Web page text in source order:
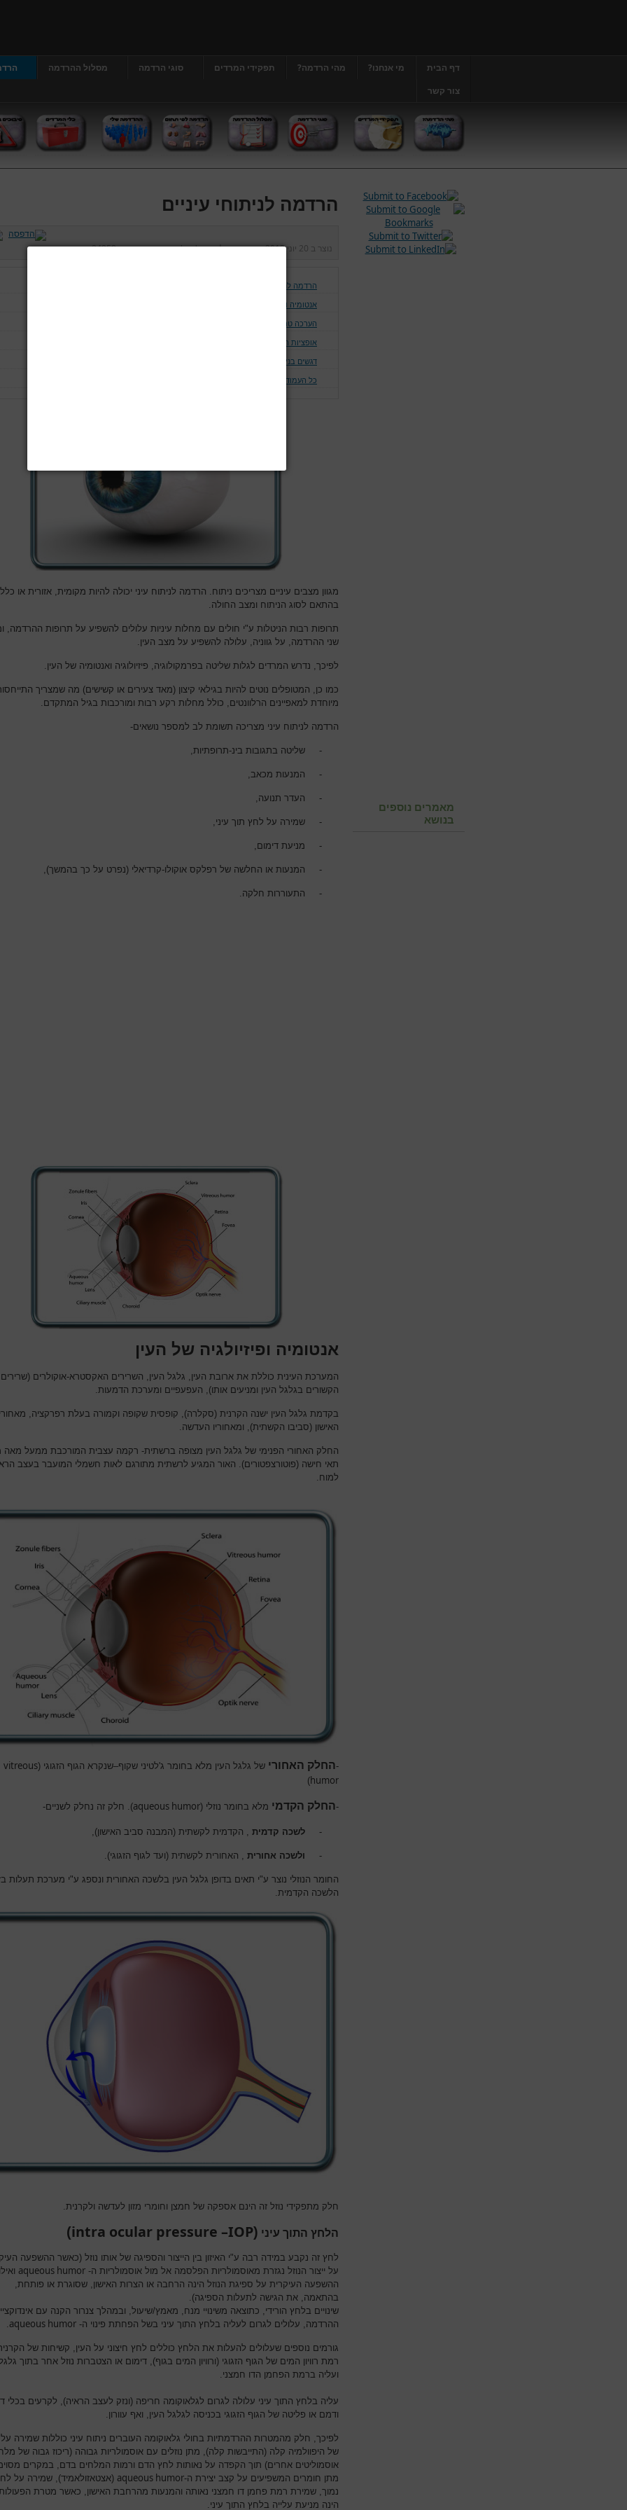
דף הבית מי אנחנו? מהי הרדמה? תפקידי המרדים סוגי הרדמה מסלול ההרדמה
צור קשר
הרדמה לניתוחי עיניים
נוצר ב 20 יוני 2013 נכתב על ידידר' גרג'י יונתן כניסות:24958
הרדמה לניתוחי עיניים
אנטומיה ופיזיולוגיה של העין
הערכה טרום ניתוחית
אופציות הרדמתיות
דגשים בניתוחי עיניים ספציפיים
כל העמודים
מגוון מצבים עיניים מצריכים ניתוח. הרדמה לניתוח עיני יכולה להיות מקומית, אזורית או
בהתאם לסוג הניתוח ומצב החולה.
תרופות רבות הניטלות ע"י חולים עם מחלות עיניות עלולים להשפיע על תרופות ההרדמה,
שני ההרדמה, על גווניה, עלולה להשפיע על מצב העין.
לפיכך, נדרש המרדים לגלות שליטה בפרמקולוגיה, פיזיולוגיה ואנטומיה של העין.
כמו כן, המטופלים נוטים להיות בגילאי קיצון (מאד צעירים או קשישים) מה שמצריך
מיוחדת למאפיינים הרלוונטים, כולל מחלות רקע רבות ומורכבות בגיל המתקדם.
הרדמה לניתוח עיני מצריכה תשומת לב למספר נושאים-
- שליטה בתגובות בינ-תרופתיות,
- המנעות מכאב,
- העדר תנועה,
- שמירה על לחץ תוך עיני,
- מניעת דימום,
- המנעות או החלשה של רפלקס אוקולו-קרדיאלי (נפרט על כך בהמשך),
- התעוררות חלקה.
אנטומיה ופיזיולגיה של העין
המערכת העינית כוללת את ארובת העין, גלגל העין, השרירים האקסטרא-אוקולרים (שרירים
הקשורים בגלגל העין ומניעים אותו), העפעפיים ומערכת הדמעות.
בקדמת גלגל העין ישנה הקרנית (סקלרה), קופסית שקופה וקמורה בעלת רפרקציה,
האישון (סביבו הקשתית), ומאחוריו העדשה.
החלק האחורי הפנימי של גלגל העין מצופה ברשתית- רקמה עצבית המורכבת ממעל מאה
תאי חישה (פוטורצפטורים). האור המגיע לרשתית מתורגם לאות חשמלי המועבר בעצב
למוח.
-החלק האחורי של גלגל העין מלא בחומר ג'לטיני שקוף–שנקרא הגוף הזגוגי (vitreous
humor
)
-החלק הקדמי מלא בחומר נוזלי (aqueous humor). חלק זה נחלק לשניים-
- לשכה קדמית , הקדמית לקשתית (המבנה סביב האישון),
- ולשכה אחורית , האחורית לקשתית (ועד לגוף הזגוגי).
החומר הנוזלי נוצר ע"י תאים בדופן גלגל העין בלשכה האחורית ונספג ע"י מערכת תעלות
הלשכה הקדמית.
חלק מתפקידי נוזל זה הינם אספקה של חמצן וחומרי מזון לעדשה ולקרנית.
הלחץ התוך עיני (
intra ocular pressure –IOP
)
לחץ זה נקבע במידה רבה ע"י האיזון בין הייצור והספיגה של אותו נוזל (כאשר ההשפעה
על ייצור הנוזל נגזרת מאוסמולריות הפלסמה אל מול אוסמולריות ה- aqueous humor
ההשפעה העיקרית על ספיגת הנוזל הינה הרחבה או הצרות האישון, שסוגרת או פותחת,
בהתאמה, את הגישה לתעלות הספיגה).
שינויים בלחץ הורידי, כתוצאה משינויי מנח, מאמץ/שיעול, ובמהלך צנרור הקנה עם
ההרדמה, עלולים לגרום לעליה בלחץ התוך עיני בשל הפחתת פינוי ה- aqueous humor
גורמים נוספים שעלולים להעלות את הלחץ כוללים לחץ חיצוני על העין, קשיחות של
רמת רוויון המים של הגוף הזגוגי (ורוויון המים בגוף), דימום או הצטברות נוזל אחר בתוך
ועליה ברמת הפחמן הדו חמצני.
עליה בלחץ התוך עיני עלולה לגרום לגלאוקומה חריפה (ונזק לעצב הראיה), לקרעים בכלי
ודמם או פליטה של הגוף הזגוגי בכניסה לגלגל העין, ואף עוורון.
לפיכך, חלק מהמטרות ההרדמתיות בחולי גלאוקומה העוברים ניתוח עיני כוללות שמירה
של היפוולמיה קלה (התייבשות קלה), מתן נוזלים עם אוסמולריות גבוהה (ריכוז גבוה של
אוסמוליטים אחרים) תוך הקפדה על נאותות לחץ הדם ורמות המלחים בדם, במקרים
מתן חומרים המשפיעים על קצב יצירת ה-aqueous humor (אצטאזולאמיד), שמירה על
נמוך, שמירת רמת פחמן דו חמצני נאותה והמנעות מהרחבת האישון, כאשר מטרת
הינה מניעת עלייה בלחץ התוך עיני.
מאמרים נוספים
בנושא